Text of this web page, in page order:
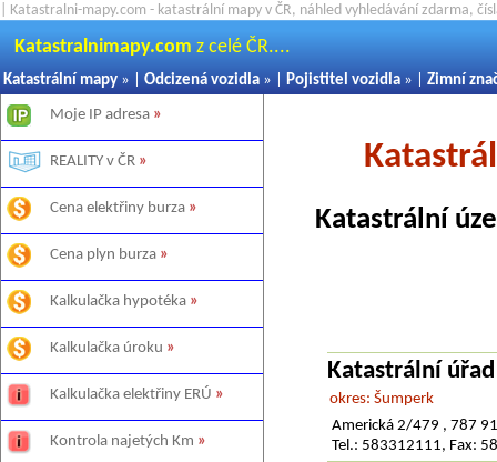
| Katastralni-mapy.com - katastrální mapy v ČR, náhled vyhledávání zdarma,
Katastralnimapy.com z celé ČR....
Katastrální mapy » | Odcizená vozidla » | Pojistitel vozidla » | Zimní
Moje IP adresa »
REALITY v ČR »
Cena elektřiny burza »
Cena plyn burza »
Kalkulačka hypotéka »
Kalkulačka úroku »
Kalkulačka elektřiny ERÚ »
Kontrola najetých Km »
Katastrální
Katastrální
okres: Šumperk
Americká 2/479 , 787
Tel.: 583312111, Fax: